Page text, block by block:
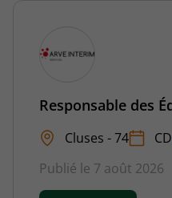
Responsable des
Cluses - 74
Publié le 7 août 2026